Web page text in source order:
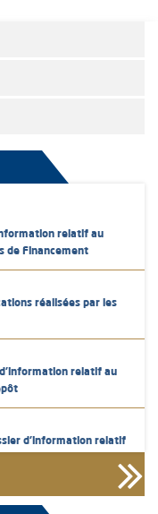
relatif au
de Financement
réalisées par les
d’information relatif au
d’information relatif
réalisées par les